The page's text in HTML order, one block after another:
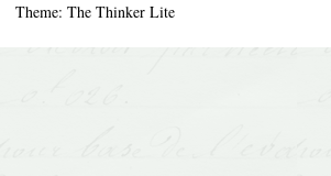
Theme: The Thinker Lite